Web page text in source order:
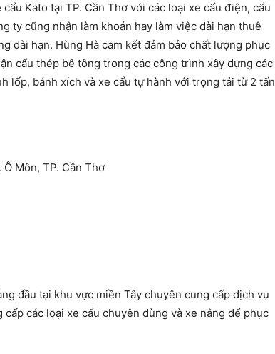
Kato tại TP. Cần Thơ với các loại xe cẩu điện, cẩu
ty cũng nhận làm khoán hay làm việc dài hạn thuê
dài hạn. Hùng Hà cam kết đảm bảo chất lượng phục
cẩu thép bê tông trong các công trình xây dựng các
lốp, bánh xích và xe cẩu tự hành với trọng tải từ 2 tấn
Môn, TP. Cần Thơ
đầu tại khu vực miền Tây chuyên cung cấp dịch vụ
các loại xe cẩu chuyên dùng và xe nâng để phục